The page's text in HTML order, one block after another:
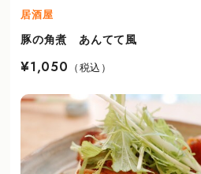
居酒屋
豚の角煮 あんてて風
¥1,050 （税込）